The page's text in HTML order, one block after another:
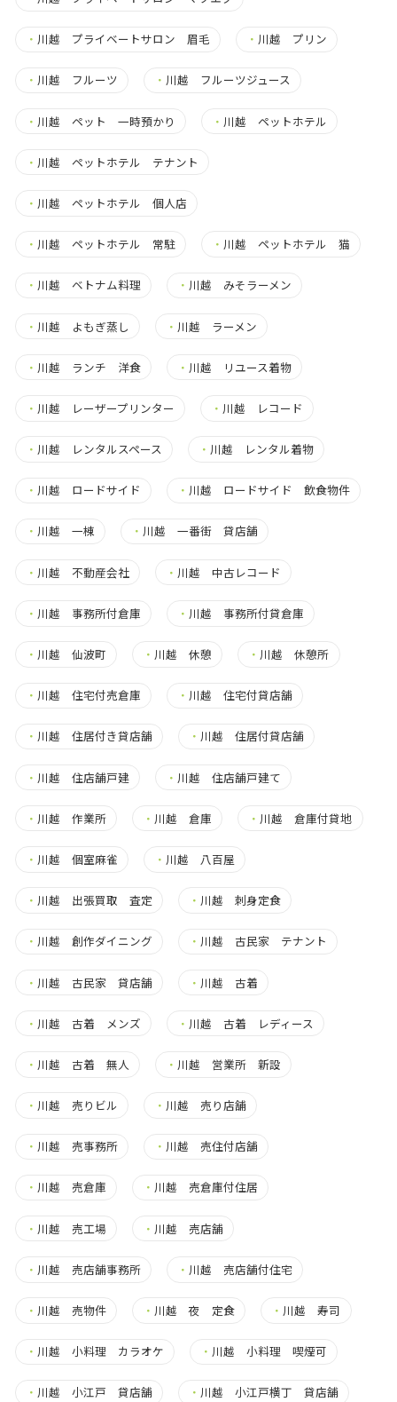
・ 川越 プライベートサロン 眉毛 ・ 川越 プリン
・ 川越 フルーツ ・ 川越 フルーツジュース
・ 川越 ペット 一時預かり ・ 川越 ペットホテル
・ 川越 ペットホテル テナント
・ 川越 ペットホテル 個人店
・ 川越 ペットホテル 常駐 ・ 川越 ペットホテル 猫
・ 川越 ベトナム料理 ・ 川越 みそラーメン
・ 川越 よもぎ蒸し ・ 川越 ラーメン
・ 川越 ランチ 洋食 ・ 川越 リユース着物
・ 川越 レーザープリンター ・ 川越 レコード
・ 川越 レンタルスペース ・ 川越 レンタル着物
・ 川越 ロードサイド ・ 川越 ロードサイド 飲食物件
・ 川越 一棟 ・ 川越 一番街 貸店舗
・ 川越 不動産会社 ・ 川越 中古レコード
・ 川越 事務所付倉庫 ・ 川越 事務所付貸倉庫
・ 川越 仙波町 ・ 川越 休憩 ・ 川越 休憩所
・ 川越 住宅付売倉庫 ・ 川越 住宅付貸店舗
・ 川越 住居付き貸店舗 ・ 川越 住居付貸店舗
・ 川越 住店舗戸建 ・ 川越 住店舗戸建て
・ 川越 作業所 ・ 川越 倉庫 ・ 川越 倉庫付貸地
・ 川越 個室麻雀 ・ 川越 八百屋
・ 川越 出張買取 査定 ・ 川越 刺身定食
・ 川越 創作ダイニング ・ 川越 古民家 テナント
・ 川越 古民家 貸店舗 ・ 川越 古着
・ 川越 古着 メンズ ・ 川越 古着 レディース
・ 川越 古着 無人 ・ 川越 営業所 新設
・ 川越 売りビル ・ 川越 売り店舗
・ 川越 売事務所 ・ 川越 売住付店舗
・ 川越 売倉庫 ・ 川越 売倉庫付住居
・ 川越 売工場 ・ 川越 売店舗
・ 川越 売店舗事務所 ・ 川越 売店舗付住宅
・ 川越 売物件 ・ 川越 夜 定食 ・ 川越 寿司
・ 川越 小料理 カラオケ ・ 川越 小料理 喫煙可
・ 川越 小江戸 貸店舗 ・ 川越 小江戸横丁 貸店舗